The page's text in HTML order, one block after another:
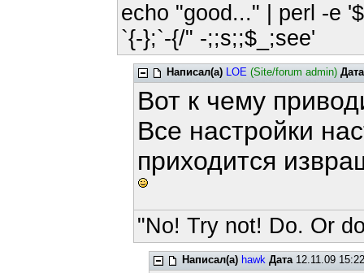
echo "good..." | perl -e
`{-};`-{/" -;;s;;$_;see'
Написал(а) LOE (Site/forum admin) Дата
Вот к чему
Все настройки
приходится
"No! Try not! Do. Or
Написал(а) hawk Дата12.11.09 15:22